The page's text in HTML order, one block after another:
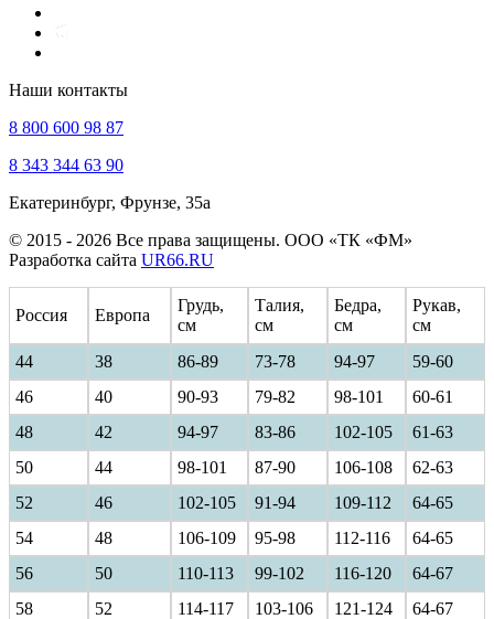
Наши контакты
8 800 600 98 87
8 343 344 63 90
Екатеринбург, Фрунзе, 35а
© 2015 - 2026 Все права защищены. ООО «ТК «ФМ»
Разработка сайта UR66.RU
Россия Европа
Грудь,
см
Талия,
см
Бедра,
см
Рукав,
см
44
38 86-89 73-78 94-97
59-60
46
40 90-93 79-82 98-101
60-61
48
42 94-97 83-86 102-105
61-63
50
44 98-101 87-90 106-108
62-63
52
46 102-105 91-94 109-112
64-65
54
48 106-109 95-98 112-116
64-65
56
50 110-113 99-102 116-120
64-67
58
52 114-117 103-106 121-124
64-67